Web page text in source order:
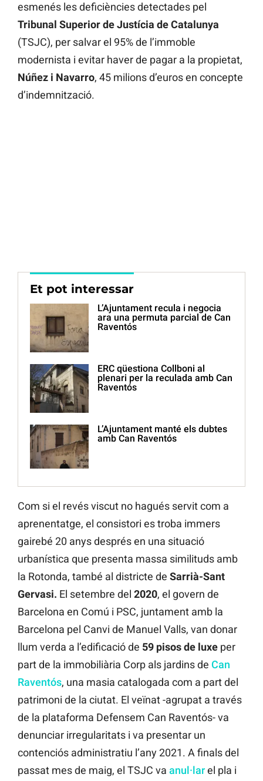
esmenés les deficiències detectades pel
Tribunal Superior de Justícia de Catalunya
(TSJC), per salvar el 95% de l’immoble
modernista i evitar haver de pagar a la propietat,
Núñez i Navarro, 45 milions d’euros en concepte
d’indemnització.
Et pot interessar
L’Ajuntament recula i negocia
ara una permuta parcial de Can
Raventós
ERC qüestiona Collboni al
plenari per la reculada amb Can
Raventós
L’Ajuntament manté els dubtes
amb Can Raventós
Com si el revés viscut no hagués servit com a
aprenentatge, el consistori es troba immers
gairebé 20 anys després en una situació
urbanística que presenta massa similituds amb
la Rotonda, també al districte de Sarrià-Sant
Gervasi. El setembre del 2020, el govern de
Barcelona en Comú i PSC, juntament amb la
Barcelona pel Canvi de Manuel Valls, van donar
llum verda a l’edificació de 59 pisos de luxe per
part de la immobiliària Corp als jardins de Can
Raventós, una masia catalogada com a part del
patrimoni de la ciutat. El veïnat -agrupat a través
de la plataforma Defensem Can Raventós- va
denunciar irregularitats i va presentar un
contenciós administratiu l’any 2021. A finals del
passat mes de maig, el TSJC va anul·larel pla i